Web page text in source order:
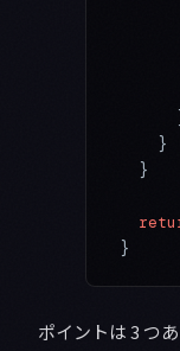
    }
  }
}
ポイントは 3 つあ